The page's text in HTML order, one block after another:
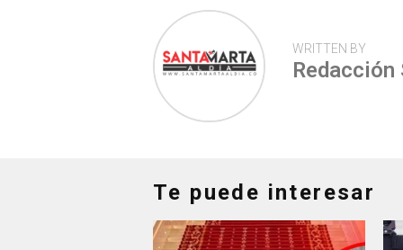
WRITTEN BY
Redacción
Te puede interesar